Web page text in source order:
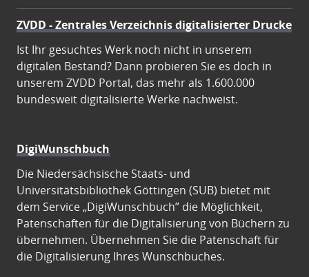
ZVDD - Zentrales Verzeichnis digitalisierter Drucke
Ist Ihr gesuchtes Werk noch nicht in unserem
digitalen Bestand? Dann probieren Sie es doch in
unserem ZVDD Portal, das mehr als 1.600.000
bundesweit digitalisierte Werke nachweist.
DigiWunschbuch
Die Niedersächsische Staats- und
Universitätsbibliothek Göttingen (SUB) bietet mit
dem Service „DigiWunschbuch” die Möglichkeit,
Patenschaften für die Digitalisierung von Büchern zu
übernehmen. Übernehmen Sie die Patenschaft für
die Digitalisierung Ihres Wunschbuches.